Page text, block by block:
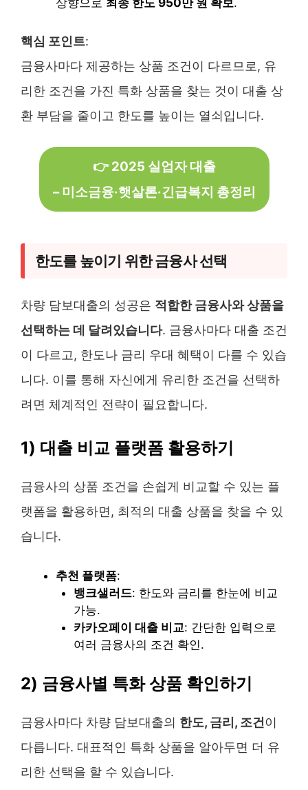
핵심 포인트:
금융사마다 제공하는 상품 조건이 다르므로, 유
리한 조건을 가진 특화 상품을 찾는 것이 대출 상
환 부담을 줄이고 한도를 높이는 열쇠입니다.
👉 2025 실업자 대출
– 미소금융·햇살론·긴급복지 총정리
한도를 높이기 위한 금융사 선택
차량 담보대출의 성공은 적합한 금융사와 상품을
선택하는 데 달려있습니다. 금융사마다 대출 조건
이 다르고, 한도나 금리 우대 혜택이 다를 수 있습
니다. 이를 통해 자신에게 유리한 조건을 선택하
려면 체계적인 전략이 필요합니다.
1) 대출 비교 플랫폼 활용하기
금융사의 상품 조건을 손쉽게 비교할 수 있는 플
랫폼을 활용하면, 최적의 대출 상품을 찾을 수 있
습니다.
추천 플랫폼:
뱅크샐러드: 한도와 금리를 한눈에 비교
가능.
카카오페이 대출 비교: 간단한 입력으로
여러 금융사의 조건 확인.
2) 금융사별 특화 상품 확인하기
금융사마다 차량 담보대출의 한도, 금리, 조건이
다릅니다. 대표적인 특화 상품을 알아두면 더 유
리한 선택을 할 수 있습니다.